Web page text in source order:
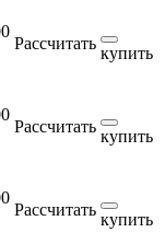
Рассчитать
купить
Рассчитать
купить
Рассчитать
купить